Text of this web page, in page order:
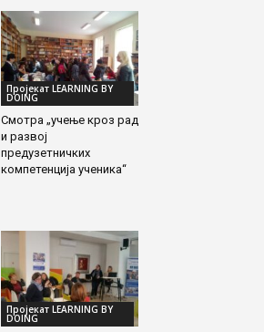
Пројекат LEARNING BY
DOING
Смотра „учење кроз рад
и развој
предузетничких
компетенција ученика“
Пројекат LEARNING BY
DOING